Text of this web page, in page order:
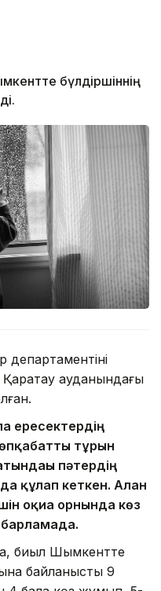
бүлдіршіннің
Қаратау ауданындағы
ересектердің
тұрғын
пәтердің
құлап кеткен. Алған
оқиға орнында көз
биыл Шымкентте
байланысты 9